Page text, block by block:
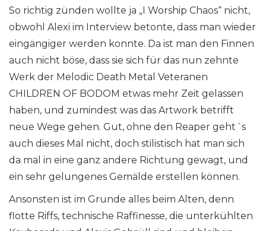
So richtig zünden wollte ja „I Worship Chaos“ nicht,
obwohl Alexi im Interview betonte, dass man wieder
eingängiger werden konnte. Da ist man den Finnen
auch nicht böse, dass sie sich für das nun zehnte
Werk der Melodic Death Metal Veteranen
CHILDREN OF BODOM etwas mehr Zeit gelassen
haben, und zumindest was das Artwork betrifft
neue Wege gehen. Gut, ohne den Reaper geht´s
auch dieses Mal nicht, doch stilistisch hat man sich
da mal in eine ganz andere Richtung gewagt, und
ein sehr gelungenes Gemälde erstellen können.
Ansonsten ist im Grunde alles beim Alten, denn
flotte Riffs, technische Raffinesse, die unterkühlten